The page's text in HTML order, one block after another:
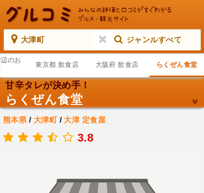
大津町 ジャンルすべて
のお
東京都 飲食店 大阪府 飲食店 らくぜん食堂
甘辛タレが決め手！
らくぜん食堂
熊本県 / 大津町/ 大津 定食屋
3.8